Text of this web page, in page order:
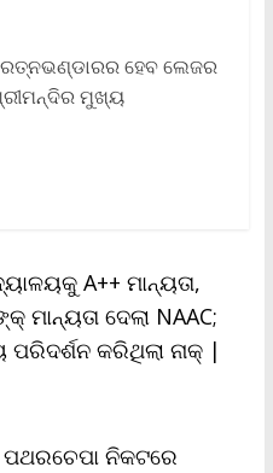
ରତ୍ନଭଣ୍ଡାରର ହେବ ଲେଜର
ମୁଖ୍ୟ
A++ ମାନ୍ୟତା,
ମାନ୍ୟତା ଦେଲା NAAC;
କରିଥିଲା ନାକ୍ |
ପଥରଚେପା ନିକଟରେ